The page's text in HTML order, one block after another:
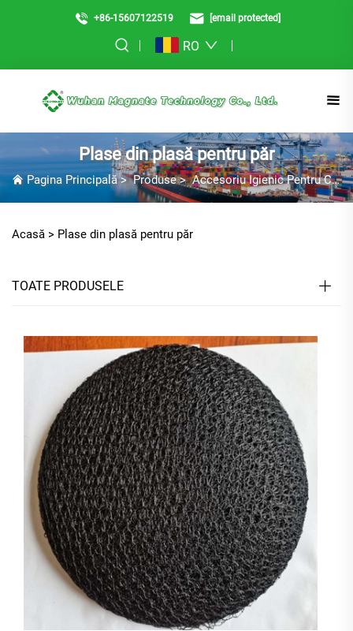
+86-15607122519 [email protected]
RO
Plase din plasă pentru păr
Pagina Principală>Produse>Accesoriu Igienic Pentru Cap
Acasă > Plase din plasă pentru păr
TOATE PRODUSELE